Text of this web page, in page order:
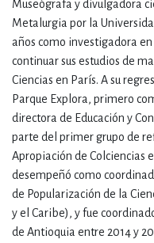
Museógrafa y divulgadora
Metalurgia por la
años como investigadora
continuar sus estudios de
Ciencias en París. A su
Parque Explora, primero
directora de Educación y
parte del primer grupo de
Apropiación de Colciencias
desempeñó como
de Popularización de la
y el Caribe), y fue
de Antioquia entre 2014 y